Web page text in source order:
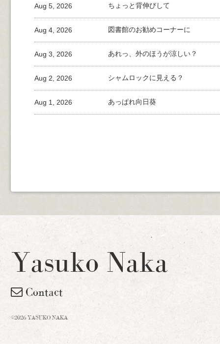
ちょっと背伸びして
Aug 5, 2026
図書館のお勧めコーナーに
Aug 4, 2026
あれっ、外のほうが涼しい？
Aug 3, 2026
シャムロックに見える？
Aug 2, 2026
あっぱれ向日葵
Aug 1, 2026
Yasuko Naka
Contact
©2026 YASUKO NAKA